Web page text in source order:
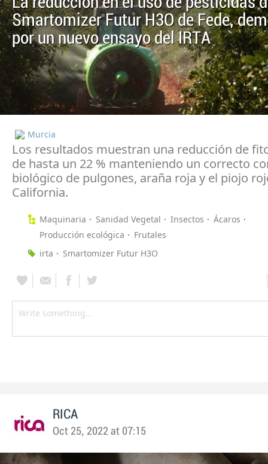
Smartomizer Futur H3O de Fede,
por un nuevo ensayo del IRTA
Murcia
Los resultados muestran una reducción de
de hasta un 22 % manteniendo un correcto
biológico de pulgones, araña roja y el piojo
California.
Maquinaria Sanidad Vegetal Insectos
Ácaros
Producción ecológica
Frutales
irta
Smartomizer Futur H3O
RICA
Oct 25, 2022 at 07:15